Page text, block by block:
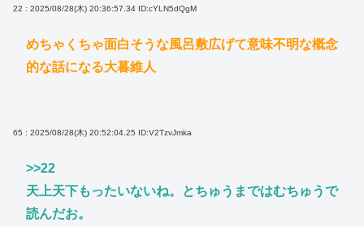
22 : 2025/08/28(木) 20:36:57.34 ID:cYLN5dQgM
めちゃくちゃ面白そうな風呂敷広げて意味不明な概念
的な話になる大暮維人
65 : 2025/08/28(木) 20:52:04.25 ID:V2TzvJmka
>>22
天上天下もったいないね。とちゅうまではむちゅうで
読んだお。